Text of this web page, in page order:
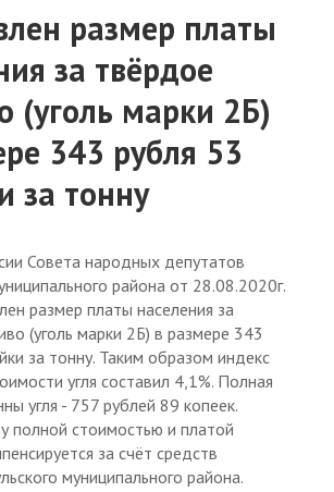
размер платы
за твёрдое
(уголь марки 2Б)
343 рубля 53
за тонну
Совета народных депутатов
района от 28.08.2020г.
размер платы населения за
(уголь марки 2Б) в размере 343
за тонну. Таким образом индекс
угля составил 4,1%. Полная
угля - 757 рублей 89 копеек.
полной стоимостью и платой
за счёт средств
муниципального района.